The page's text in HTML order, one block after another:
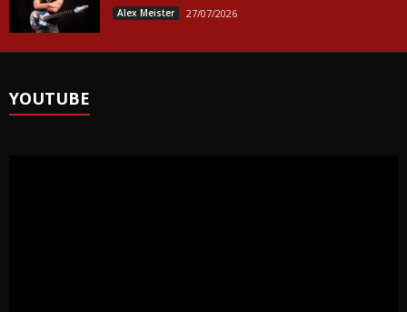
Alex Meister 27/07/2026
YOUTUBE